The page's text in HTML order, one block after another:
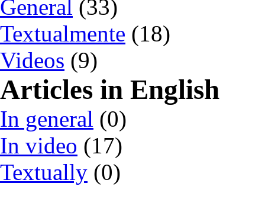
General (33)
Textualmente (18)
Videos (9)
Articles in English
In general (0)
In video (17)
Textually (0)